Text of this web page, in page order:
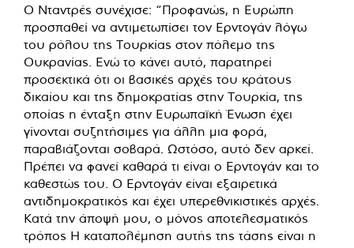
Ο Νταντρές συνέχισε: “Προφανώς, η Ευρώπη
προσπαθεί να αντιμετωπίσει τον Ερντογάν λόγω
του ρόλου της Τουρκίας στον πόλεμο της
Ουκρανίας. Ενώ το κάνει αυτό, παρατηρεί
προσεκτικά ότι οι βασικές αρχές του κράτους
δικαίου και της δημοκρατίας στην Τουρκία, της
οποίας η ένταξη στην Ευρωπαϊκή Ένωση έχει
γίνονται συζητήσιμες για άλλη μια φορά,
παραβιάζονται σοβαρά. Ωστόσο, αυτό δεν αρκεί.
Πρέπει να φανεί καθαρά τι είναι ο Ερντογάν και το
καθεστώς του. Ο Ερντογάν είναι εξαιρετικά
αντιδημοκρατικός και έχει υπερεθνικιστικές αρχές.
Κατά την άποψή μου, ο μόνος αποτελεσματικός
τρόπος Η καταπολέμηση αυτής της τάσης είναι η